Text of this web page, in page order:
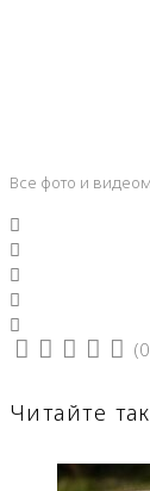
Все фото и
(
Читайте